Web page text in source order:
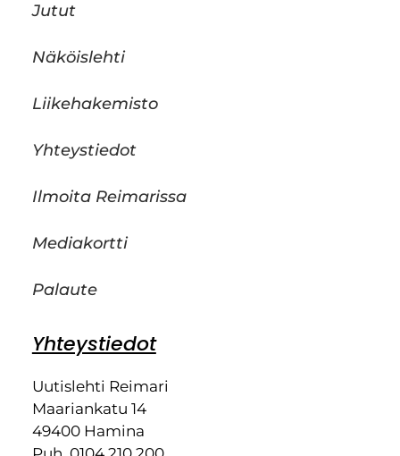
Jutut
Näköislehti
Liikehakemisto
Yhteystiedot
Ilmoita Reimarissa
Mediakortti
Palaute
Yhteystiedot
Uutislehti Reimari
Maariankatu 14
49400 Hamina